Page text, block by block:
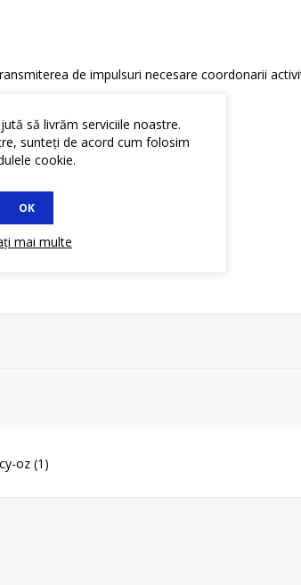
de impulsuri necesare coordonarii
oz (1)
să livrăm serviciile noastre.
sunteți de acord cum folosim
cookie.
OK
mai multe